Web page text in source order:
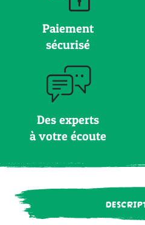
Paiement
sécurisé
Des experts
à votre écoute